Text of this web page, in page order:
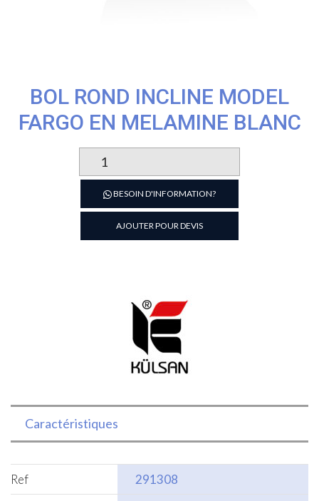
BOL ROND INCLINE MODEL
FARGO EN MELAMINE BLANC
de
Bol
rond
incline
model
blanc
BESOIN D'INFORMATION?
AJOUTER POUR DEVIS
Caractéristiques
Ref
291308